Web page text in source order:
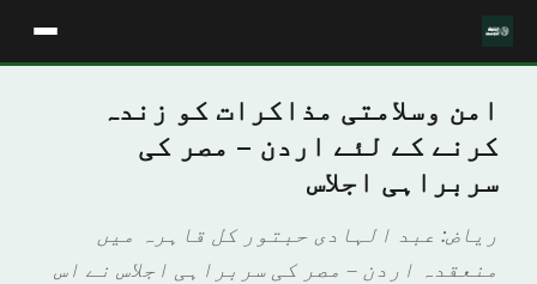
امن وسلامتی مذاکرات کو زندہ
کرنے کے لئے اردن – مصر کی
سربراہی اجلاس
ریاض: عبد الہادی حبتور کل قاہرہ میں
منعقدہ اردن – مصر کی سربراہی اجلاس نے اس